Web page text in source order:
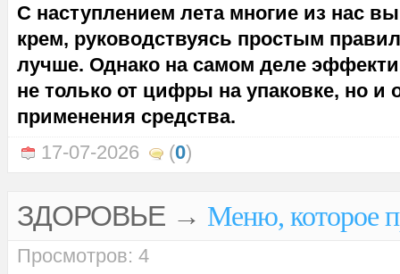
С наступлением лета многие из нас
крем, руководствуясь простым
лучше. Однако на самом деле
не только от цифры на упаковке, но и
применения средства.
17-07-2026
(0)
ЗДОРОВЬЕ→ Меню, которое
Просмотров: 4